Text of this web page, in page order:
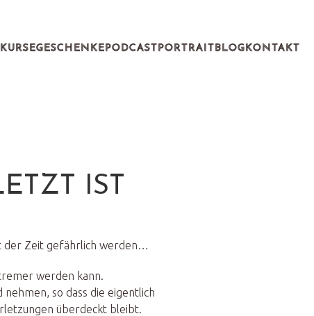
KURSEGESCHENKEPODCASTPORTRAITBLOGKONTAKT
IST
der Zeit gefährlich werden…
werden kann.
so dass die eigentlich
überdeckt bleibt.